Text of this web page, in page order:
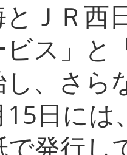
ＪＲ西
ビス」
、さら
15日に
で発行し